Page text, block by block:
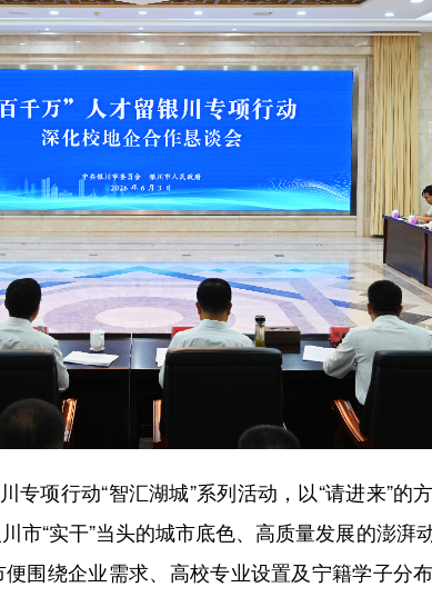
项行动“智汇湖城”系列活动，以“请进来”的
市“实干”当头的城市底色、高质量发展的澎湃
围绕企业需求、高校专业设置及宁籍学子分